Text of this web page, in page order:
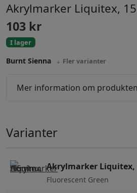
Akrylmarker Liquitex,
103 kr
I lager
Burnt Sienna Fler varianter
Mer information om produkten
Varianter
Akrylmarker Liquitex,
Fluorescent Green